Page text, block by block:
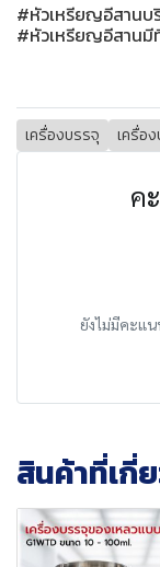
#หัวเหรียญอีสานบ
#หัวเหรียญอีสาน
เครื่องบรรจุ เครื่อ
ค
ยังไม่มีคะแ
สินค้าที่เกี่